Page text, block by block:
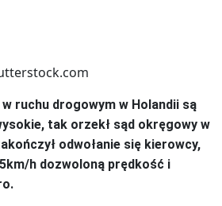
ruchu drogowym w Holandii są
tak orzekł sąd okręgowy w
odwołanie się kierowcy,
h dozwoloną prędkość i